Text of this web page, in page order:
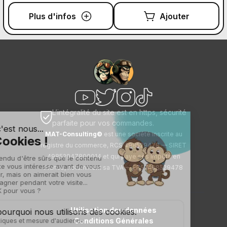
Plus d'infos Ajouter
L’intégralité du site est en https, sécurité
parfaite pour vos commandes.
MAT-Consulting© est une société inscrite au
registre du commerce, RCS 498529478 — SIRET
49852947800014 et qui paye ses impôts en
France, notamment sa TVA — FR57498529478
Conditions Générales
Utilisation des données